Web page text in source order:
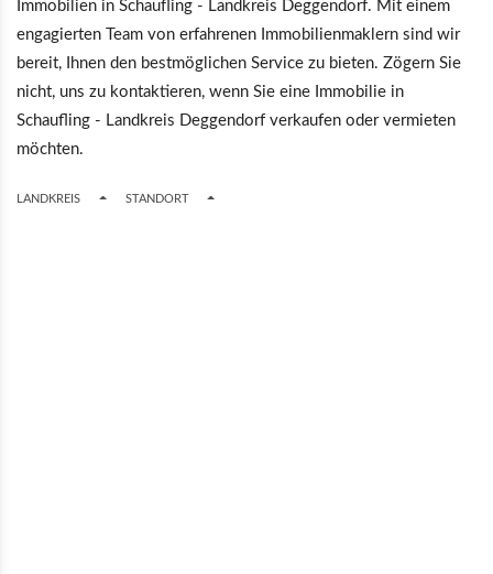
Immobilien in Schaufling - Landkreis Deggendorf. Mit einem
engagierten Team von erfahrenen Immobilienmaklern sind wir
bereit, Ihnen den bestmöglichen Service zu bieten. Zögern Sie
nicht, uns zu kontaktieren, wenn Sie eine Immobilie in
Schaufling - Landkreis Deggendorf verkaufen oder vermieten
möchten.
LANDKREIS TOGGLE DROPDOWN
STANDORT TOGGLE DROPDOWN